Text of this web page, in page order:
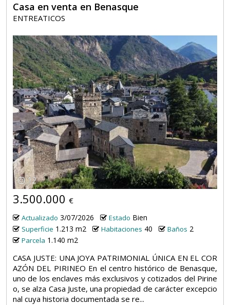
Casa en venta en Benasque
ENTREATICOS
12
3.500.000 €
Actualizado 3/07/2026 Estado Bien
Superficie 1.213 m2 Habitaciones 40 Baños 2
Parcela 1.140 m2
CASA JUSTE: UNA JOYA PATRIMONIAL ÚNICA EN EL COR
AZÓN DEL PIRINEO En el centro histórico de Benasque,
uno de los enclaves más exclusivos y cotizados del Pirine
o, se alza Casa Juste, una propiedad de carácter excepcio
nal cuya historia documentada se re...